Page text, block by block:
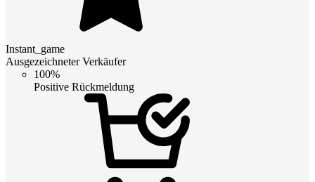
Instant_game
Ausgezeichneter Verkäufer
100%
Positive Rückmeldung